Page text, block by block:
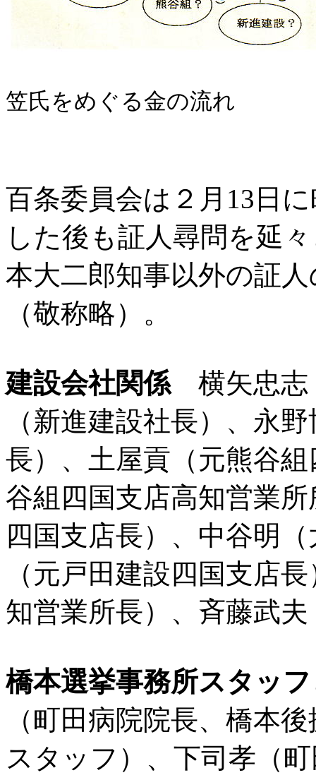
笠氏をめぐる金の流れ
百条委員会は２月13日
した後も証人尋問を延
本大二郎知事以外の証
（敬称略）。
建設会社関係横矢忠志
（新進建設社長）、永
長）、土屋貢（元熊谷
谷組四国支店高知営業
四国支店長）、中谷明
（元戸田建設四国支店
知営業所長）、斉藤武
橋本選挙事務所スタッ
（町田病院院長、橋本
スタッフ）、下司孝（